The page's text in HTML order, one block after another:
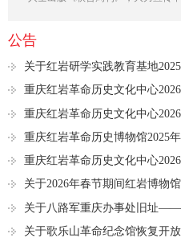
公告
关于红岩研学实践教育基地
重庆红岩革命历史博物馆2025
重庆红岩革命历史文化中心
关于2026年春节期间红岩博物
关于八路军重庆办事处旧址
关于歌乐山革命纪念馆恢复开